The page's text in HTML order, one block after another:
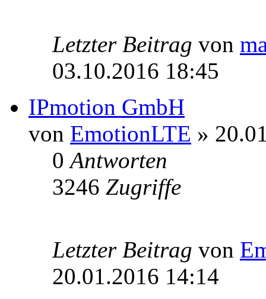
Letzter Beitrag von
03.10.2016 18:45
IPmotion GmbH
von EmotionLTE »
0Antworten
3246 Zugriffe
Letzter Beitrag von
20.01.2016 14:14